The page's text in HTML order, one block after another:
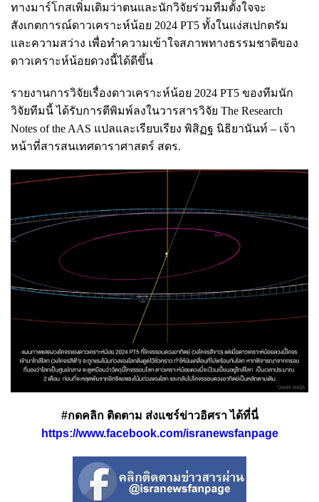
ทางมาร์โกสเพิ่มเติมว่าตนและนักวิจัยร่วมทีมตั้งใจจะ
สังเกตการณ์ดาวเคราะห์น้อย 2024 PT5 ทั้งในแง่สเปกตรัม
และความสว่าง เพื่อทำความเข้าใจสภาพทางธรรมชาติของ
ดาวเคราะห์น้อยดวงนี้ได้ดีขึ้น
รายงานการวิจัยเรื่องดาวเคราะห์น้อย 2024 PT5 ของทีมนัก
วิจัยทีมนี้ ได้รับการตีพิมพ์ลงในวารสารวิจัย The Research
Notes of the AAS แปลและเรียบเรียง พิสิฏฐ นิธิยานันท์ – เจ้า
หน้าที่สารสนเทศดาราศาสตร์ สดร.
#กดคลิก ติดตาม ส่งแชร์ข่าวอิศรา ได้ที่นี่
https://www.facebook.com/isranewsfanpage